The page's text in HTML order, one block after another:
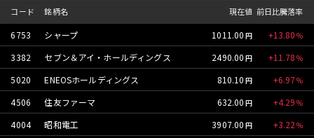
コード 銘柄名 現在値 前日比騰落率
6753 シャープ 1011.00
13.80
3382
セブン＆アイ・ホールディングス 2490.00
11.78
5020
ENEOSホールディングス 810.10
6.97
4506
住友ファーマ 632.00
4.29
4004
昭和電工 3907.00
3.22